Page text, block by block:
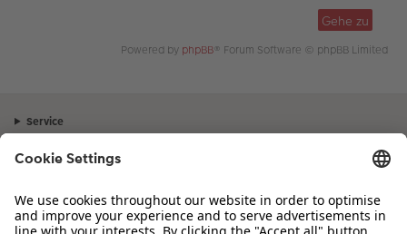
Gehe zu
Powered by phpBB® Forum Software © phpBB Limited
Service
Sortiment